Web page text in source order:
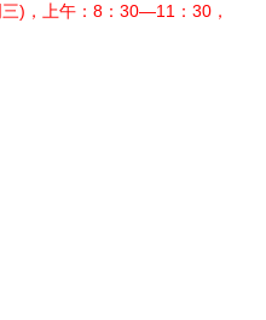
)，上午：8：30—11：30，